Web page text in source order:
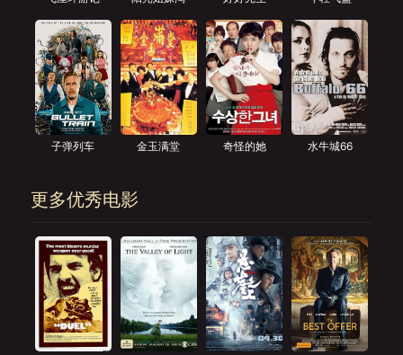
子弹列车 金玉满堂 奇怪的她 水牛城66
更多优秀电影